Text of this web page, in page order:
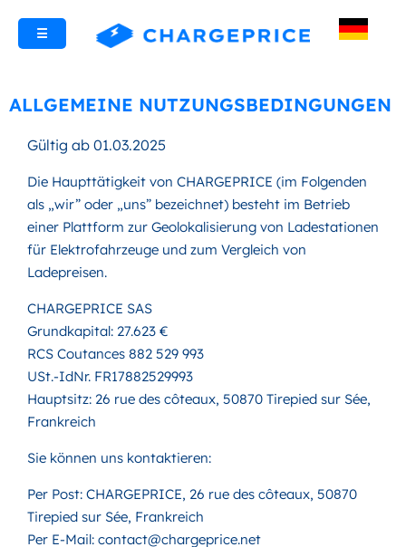
☰
ALLGEMEINE NUTZUNGSBEDINGUNGEN
Gültig ab 01.03.2025
Die Haupttätigkeit von CHARGEPRICE (im Folgenden
als „wir” oder „uns” bezeichnet) besteht im Betrieb
einer Plattform zur Geolokalisierung von Ladestationen
für Elektrofahrzeuge und zum Vergleich von
Ladepreisen.
CHARGEPRICE SAS
Grundkapital: 27.623 €
RCS Coutances 882 529 993
USt.-IdNr. FR17882529993
Hauptsitz: 26 rue des côteaux, 50870 Tirepied sur Sée,
Frankreich
Sie können uns kontaktieren:
Per Post: CHARGEPRICE, 26 rue des côteaux, 50870
Tirepied sur Sée, Frankreich
Per E-Mail: contact@chargeprice.net